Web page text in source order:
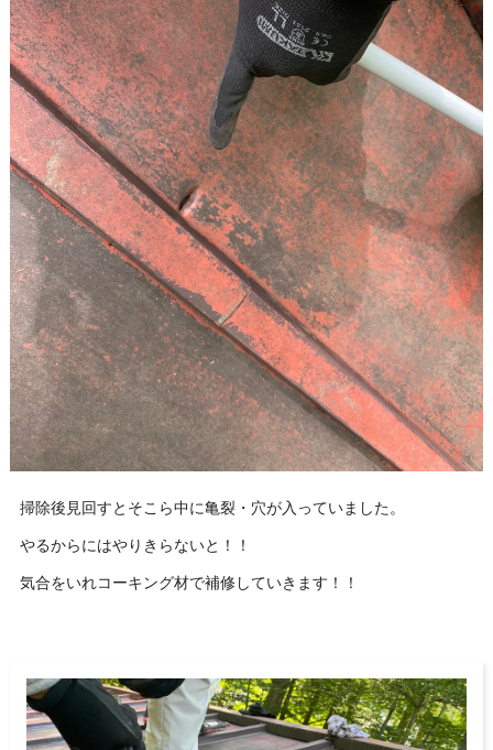
掃除後見回すとそこら中に亀裂・穴が入っていました。
やるからにはやりきらないと！！
気合をいれコーキング材で補修していきます！！